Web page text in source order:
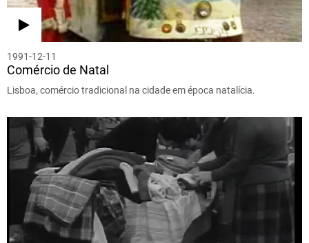
1991-12-11
Comércio de Natal
Lisboa, comércio tradicional na cidade em época natalícia.